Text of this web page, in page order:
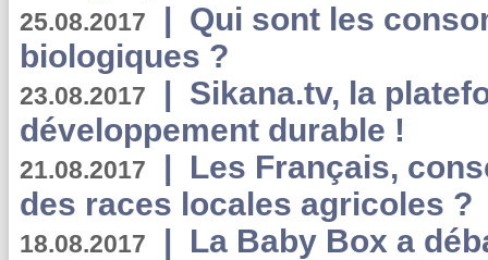
25.08.2017 | Qui sont les
biologiques ?
23.08.2017 | Sikana.tv, la
développement durable !
21.08.2017 | Les Français,
des races locales agricoles ?
18.08.2017 | La Baby Box a